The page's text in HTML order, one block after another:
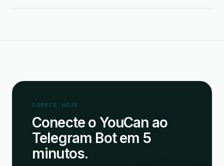
COMECE HOJE
Conecte o YouCan ao
Telegram Bot em 5
minutos.